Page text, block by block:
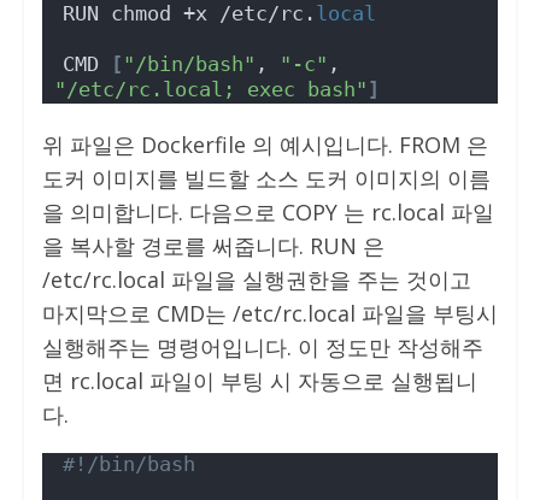
RUN chmod +x /etc/rc. local
CMD [ "/bin/bash" , "-c"
"/etc/rc.local; exec bash" ]
위 파일은 Dockerfile 의 예시입니다. FROM 은
도커 이미지를 빌드할 소스 도커 이미지의 이름
을 의미합니다. 다음으로 COPY 는 rc.local 파일
을 복사할 경로를 써줍니다. RUN 은
/etc/rc.local 파일을 실행권한을 주는 것이고
마지막으로 CMD는 /etc/rc.local 파일을 부팅시
실행해주는 명령어입니다. 이 정도만 작성해주
면 rc.local 파일이 부팅 시 자동으로 실행됩니
다.
#!/bin/bash